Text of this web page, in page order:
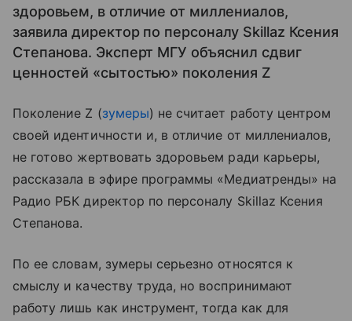
здоровьем, в отличие от миллениалов,
заявила директор по персоналу Skillaz Ксения
Степанова. Эксперт МГУ объяснил сдвиг
ценностей «сытостью» поколения Z
Поколение Z (зумеры) не считает работу центром
своей идентичности и, в отличие от миллениалов,
не готово жертвовать здоровьем ради карьеры,
рассказала в эфире программы «Медиатренды» на
Радио РБК директор по персоналу Skillaz Ксения
Степанова.
По ее словам, зумеры серьезно относятся к
смыслу и качеству труда, но воспринимают
работу лишь как инструмент, тогда как для